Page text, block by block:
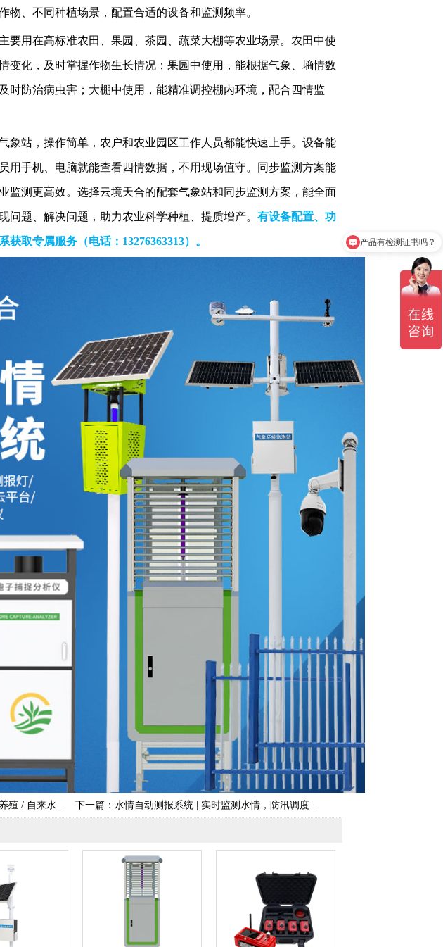
物、不同种植场景，配置合适的设备和监测频率。
要用在高标准农田、果园、茶园、蔬菜大棚等农业场景。农田中使
变化，及时掌握作物生长情况；果园中使用，能根据气象、墒情数
时防治病虫害；大棚中使用，能精准调控棚内环境，配合四情监
象站，操作简单，农户和农业园区工作人员都能快速上手。设备能
用手机、电脑就能查看四情数据，不用现场值守。同步监测方案能
监测更高效。选择云境天合的配套气象站和同步监测方案，能全面
问题、解决问题，助力农业科学种植、提质增产。 有设备配置、功
获取专属服务 （电话：13276363313） 。
来水厂专用款 下一篇： 水情自动测报系统 | 实时监测水情，防汛调度好帮手
设备包含安装吗？